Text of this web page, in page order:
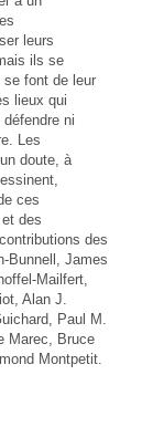
leurs
ils se
se font de leur
lieux qui
ni
Les
doute, à
ces
des
des
Bunnell, James
Mailfert,
Alan J.
Paul M.
Marec, Bruce
Montpetit.